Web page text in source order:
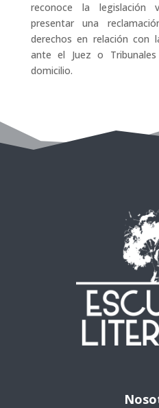
reconoce la legislación
presentar una
derechos en relación con
ante el Juez o
domicilio.